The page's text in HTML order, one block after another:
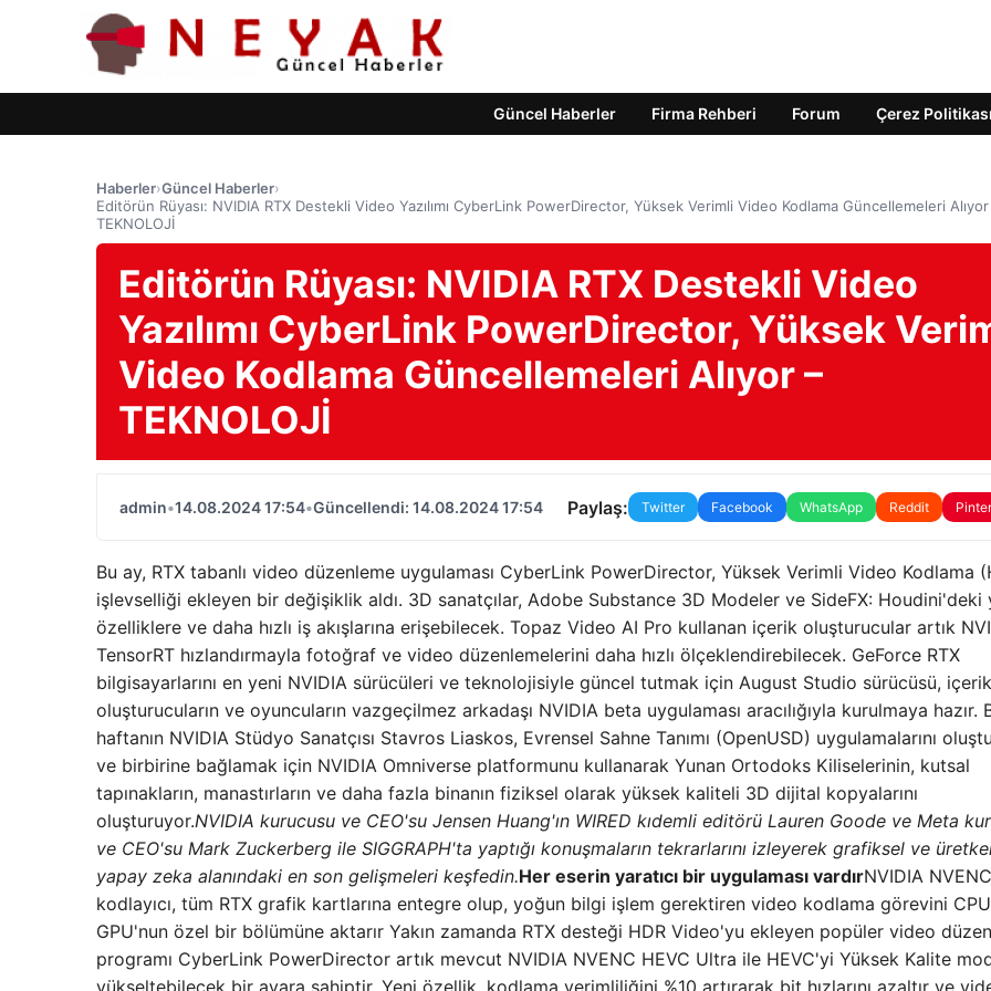
Güncel Haberler Firma Rehberi Forum Çerez Politikası
Haberler›Güncel Haberler›
Editörün Rüyası: NVIDIA RTX Destekli Video Yazılımı CyberLink PowerDirector, Yüksek Verimli Video Kodlama Güncellemeleri
TEKNOLOJİ
Editörün Rüyası: NVIDIA RTX Destekli Video
Yazılımı CyberLink PowerDirector, Yüksek
Video Kodlama Güncellemeleri Alıyor –
TEKNOLOJİ
admin•14.08.2024 17:54•Güncellendi: 14.08.2024 17:54 Paylaş: Twitter Facebook WhatsApp Reddit
Bu ay, RTX tabanlı video düzenleme uygulaması CyberLink PowerDirector, Yüksek Verimli Video Kodlama
işlevselliği ekleyen bir değişiklik aldı. 3D sanatçılar, Adobe Substance 3D Modeler ve SideFX: Houdini'deki
özelliklere ve daha hızlı iş akışlarına erişebilecek. Topaz Video AI Pro kullanan içerik oluşturucular artık
TensorRT hızlandırmayla fotoğraf ve video düzenlemelerini daha hızlı ölçeklendirebilecek. GeForce RTX
bilgisayarlarını en yeni NVIDIA sürücüleri ve teknolojisiyle güncel tutmak için August Studio sürücüsü, içerik
oluşturucuların ve oyuncuların vazgeçilmez arkadaşı NVIDIA beta uygulaması aracılığıyla kurulmaya hazır.
haftanın NVIDIA Stüdyo Sanatçısı Stavros Liaskos, Evrensel Sahne Tanımı (OpenUSD) uygulamalarını
ve birbirine bağlamak için NVIDIA Omniverse platformunu kullanarak Yunan Ortodoks Kiliselerinin, kutsal
tapınakların, manastırların ve daha fazla binanın fiziksel olarak yüksek kaliteli 3D dijital kopyalarını
oluşturuyor.NVIDIA kurucusu ve CEO'su Jensen Huang'ın WIRED kıdemli editörü Lauren Goode ve Meta
ve CEO'su Mark Zuckerberg ile SIGGRAPH'ta yaptığı konuşmaların tekrarlarını izleyerek grafiksel ve
yapay zeka alanındaki en son gelişmeleri keşfedin.Her eserin yaratıcı bir uygulaması vardırNVIDIA
kodlayıcı, tüm RTX grafik kartlarına entegre olup, yoğun bilgi işlem gerektiren video kodlama görevini
GPU'nun özel bir bölümüne aktarır Yakın zamanda RTX desteği HDR Video'yu ekleyen popüler video
programı CyberLink PowerDirector artık mevcut NVIDIA NVENC HEVC Ultra ile HEVC'yi Yüksek Kalite
yükseltebilecek bir ayara sahiptir. Yeni özellik, kodlama verimliliğini %10 artırarak bit hızlarını azaltır ve